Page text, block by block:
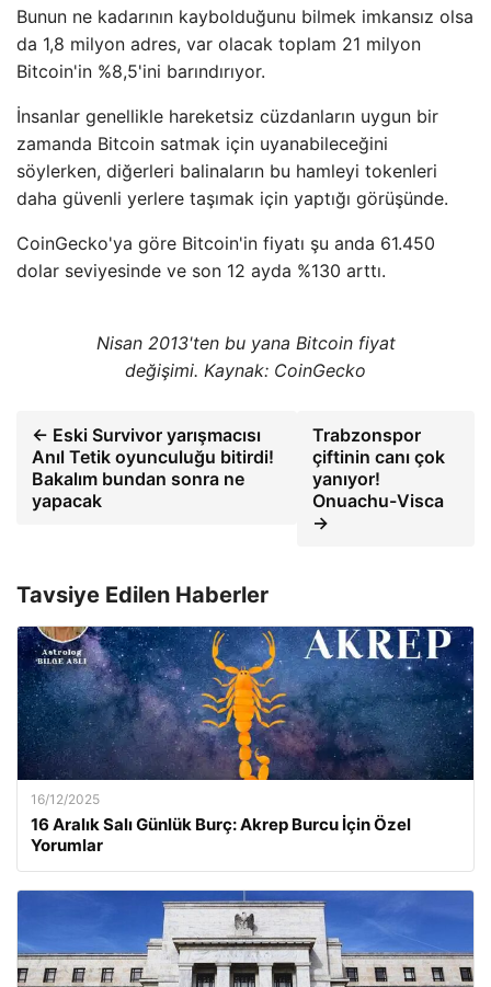
Bunun ne kadarının kaybolduğunu bilmek imkansız olsa
da 1,8 milyon adres, var olacak toplam 21 milyon
Bitcoin'in %8,5'ini barındırıyor.
İnsanlar genellikle hareketsiz cüzdanların uygun bir
zamanda Bitcoin satmak için uyanabileceğini
söylerken, diğerleri balinaların bu hamleyi tokenleri
daha güvenli yerlere taşımak için yaptığı görüşünde.
CoinGecko'ya göre Bitcoin'in fiyatı şu anda 61.450
dolar seviyesinde ve son 12 ayda %130 arttı.
Nisan 2013'ten bu yana Bitcoin fiyat
değişimi. Kaynak: CoinGecko
← Eski Survivor yarışmacısı
Anıl Tetik oyunculuğu bitirdi!
Bakalım bundan sonra ne
yapacak
Trabzonspor
çiftinin canı çok
yanıyor!
Onuachu-Visca
→
Tavsiye Edilen Haberler
16/12/2025
16 Aralık Salı Günlük Burç: Akrep Burcu İçin Özel
Yorumlar